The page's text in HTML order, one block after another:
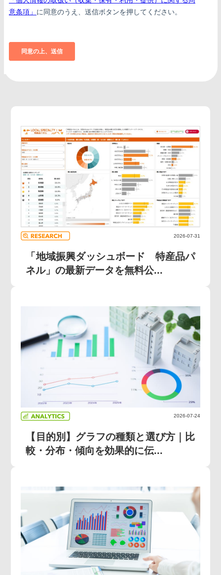
2026-07-31
「地域振興ダッシュボード 特産品パ
ネル」の最新データを無料公...
2026-07-24
【目的別】グラフの種類と選び方｜比
較・分布・傾向を効果的に伝...